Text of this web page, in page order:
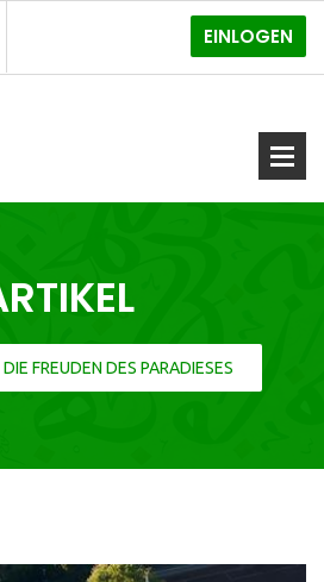
EINLOGEN
DIE FREUDEN DES PARADIESES